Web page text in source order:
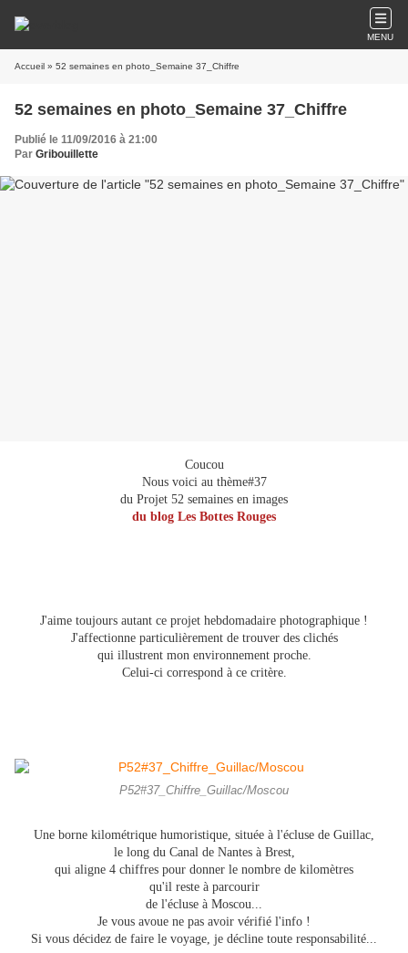
MENU
Accueil » 52 semaines en photo_Semaine 37_Chiffre
52 semaines en photo_Semaine 37_Chiffre
Publié le 11/09/2016 à 21:00
Par Gribouillette
Coucou
Nous voici au thème#37
du Projet 52 semaines en images
du blog Les Bottes Rouges
J'aime toujours autant ce projet hebdomadaire photographique !
J'affectionne particulièrement de trouver des clichés
qui illustrentmon environnement proche.
Celui-ci correspond à ce critère.
P52#37_Chiffre_Guillac/Moscou
Une borne kilométrique humoristique, située à l'écluse de Guillac,
le long du Canal de Nantes à Brest,
qui aligne 4 chiffres pour donner le nombre de kilomètres
qu'il reste à parcourir
de l'écluse à Moscou...
Je vous avoue ne pas avoir vérifié l'info !
Si vous décidez de faire le voyage, je décline toute responsabilité...